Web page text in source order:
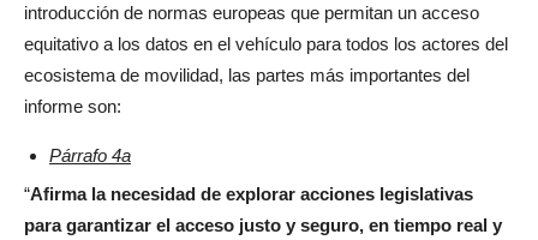
introducción de normas europeas que permitan un acceso
equitativo a los datos en el vehículo para todos los actores del
ecosistema de movilidad, las partes más importantes del
informe son:
Párrafo 4a
“Afirma la necesidad de explorar acciones legislativas
para garantizar el acceso justo y seguro, en tiempo real y